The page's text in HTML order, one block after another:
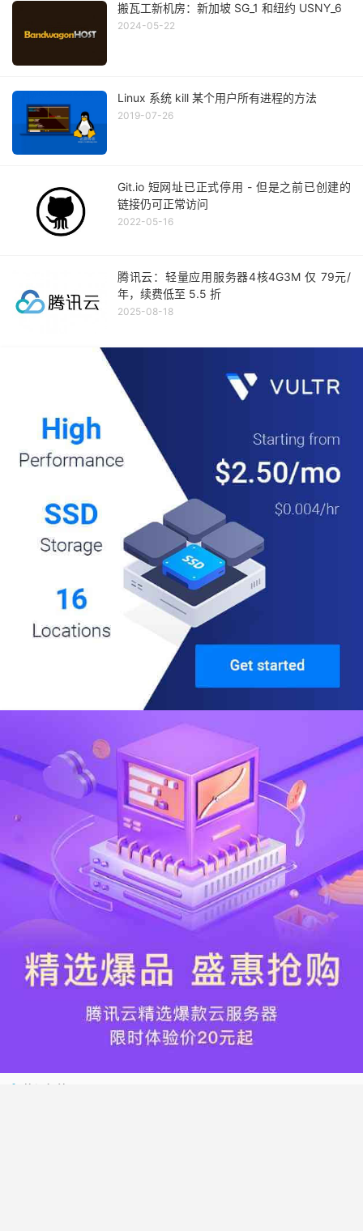
搬瓦工新机房：新加坡 SG_1 和纽约 USNY_6
2024-05-22
Linux 系统 kill 某个用户所有进程的方法
2019-07-26
Git.io 短网址已正式停用 - 但是之前已创建的
链接仍可正常访问
2022-05-16
腾讯云：轻量应用服务器4核4G3M 仅 79元/
年，续费低至 5.5 折
2025-08-18